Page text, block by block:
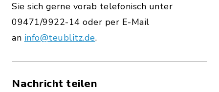
Sie sich gerne vorab telefonisch unter
09471/9922-14 oder per E-Mail
an info@teublitz.de.
Nachricht teilen